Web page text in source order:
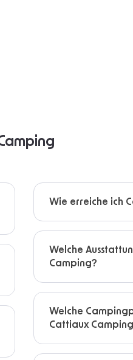
Wie erreiche ich
Welche
Camping?
Welche
Cattiaux